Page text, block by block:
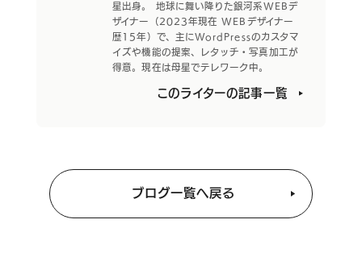
星出身。 地球に舞い降りた銀河系WEBデ
ザイナー（2023年現在 WEBデザイナー
歴15年）で、主にWordPressのカスタマ
イズや機能の提案、レタッチ・写真加工が
得意。現在は母星でテレワーク中。
このライターの記事一覧
ブログ一覧へ戻る